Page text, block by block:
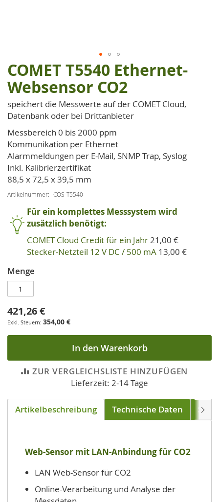
Zum
Anfang
der
Bildgalerie
springen
COMET T5540 Ethernet-
Websensor CO2
speichert die Messwerte auf der COMET Cloud,
Datenbank oder bei Drittanbieter
Messbereich 0 bis 2000 ppm
Kommunikation per Ethernet
Alarmmeldungen per E-Mail, SNMP Trap, Syslog
Inkl. Kalibrierzertifikat
88,5 x 72,5 x 39,5 mm
Artikelnummer COS-T5540
Für ein komplettes Messsystem wird
zusätzlich benötigt:
COMET Cloud Credit für ein Jahr21,00 €
Stecker-Netzteil 12 V DC / 500 mA 13,00 €
Menge
421,26 €
354,00 €
In den Warenkorb
ZUR VERGLEICHSLISTE HINZUFÜGEN
Lieferzeit: 2-14 Tage
Artikelbeschreibung Technische Daten
Web-Sensor mit LAN-Anbindung für CO2
LAN Web-Sensor für CO2
Online-Verarbeitung und Analyse der